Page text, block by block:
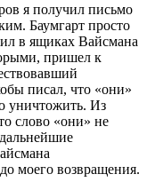
я получил письмо
Баумгарт просто
в ящиках Вайсмана
пришел к
писал, что «они»
уничтожить. Из
слово «они» не
моего возвращения.